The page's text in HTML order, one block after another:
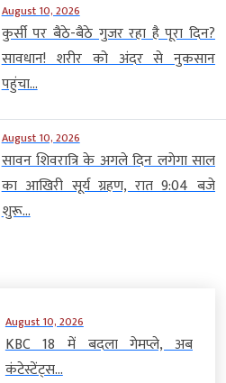
August 10, 2026
कुर्सी पर बैठे-बैठे गुजर रहा है पूरा दिन?
सावधान! शरीर को अंदर से नुकसान
पहुंचा...
August 10, 2026
सावन शिवरात्रि के अगले दिन लगेगा साल
का आखिरी सूर्य ग्रहण, रात 9:04 बजे
शुरू...
August 10, 2026
KBC 18 में बदला गेमप्ले, अब
कंटेस्टेंट्स...